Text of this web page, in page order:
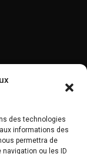
des technologies
informations des
permettra de
ou les ID